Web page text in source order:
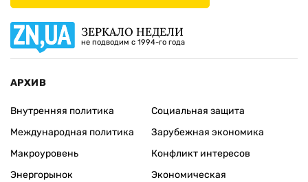
ЗЕРКАЛО НЕДЕЛИ
не подводим с 1994-го года
АРХИВ
Внутренняя политика
Международная политика
Макроуровень
Энергорынок
Социальная защита
Зарубежная экономика
Конфликт интересов
Экономическая